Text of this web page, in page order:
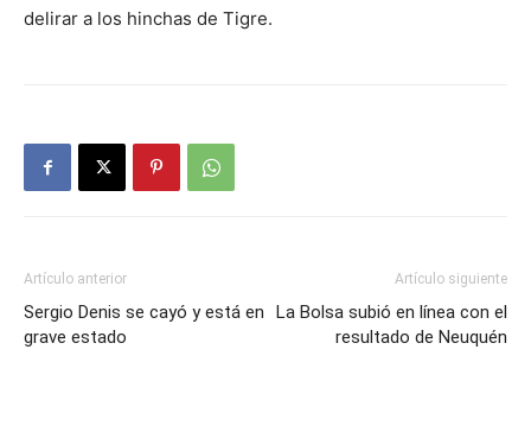
delirar a los hinchas de Tigre.
Artículo anterior
Sergio Denis se cayó y está en
grave estado
Artículo siguiente
La Bolsa subió en línea con el
resultado de Neuquén